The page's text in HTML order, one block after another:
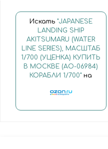
Искать "JAPANESE
LANDING SHIP
AKITSUMARU (WATER
LINE SERIES), МАСШТАБ
1/700 (УЦЕНКА) КУПИТЬ
В МОСКВЕ (AO-06984)
КОРАБЛИ 1/700" на